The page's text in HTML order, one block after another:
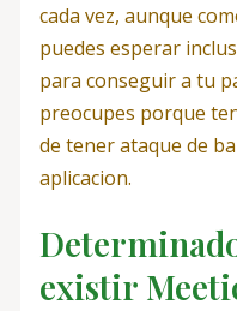
cada vez, aunque
puedes esperar
para conseguir a tu
preocupes porque
de tener ataque de
aplicacion.
existir